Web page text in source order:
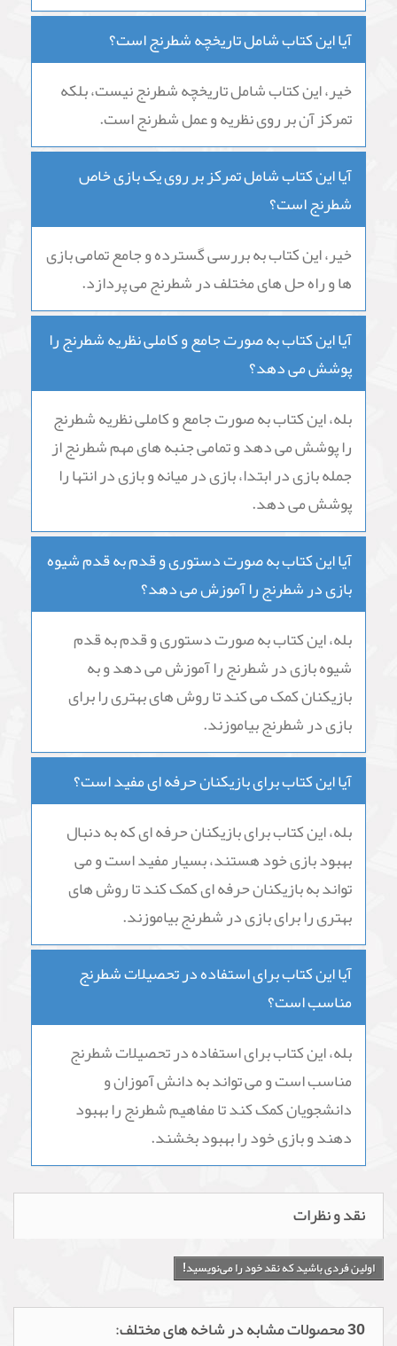
آیا این کتاب شامل تاریخچه شطرنج است؟
خیر، این کتاب شامل تاریخچه شطرنج نیست، بلکه
تمرکز آن بر روی نظریه و عمل شطرنج است.
آیا این کتاب شامل تمرکز بر روی یک بازی خاص
شطرنج است؟
خیر، این کتاب به بررسی گسترده و جامع تمامی بازی
ها و راه حل های مختلف در شطرنج می پردازد.
آیا این کتاب به صورت جامع و کاملی نظریه شطرنج را
پوشش می دهد؟
بله، این کتاب به صورت جامع و کاملی نظریه شطرنج
را پوشش می دهد و تمامی جنبه های مهم شطرنج از
جمله بازی در ابتدا، بازی در میانه و بازی در انتها را
پوشش می دهد.
آیا این کتاب به صورت دستوری و قدم به قدم شیوه
بازی در شطرنج را آموزش می دهد؟
بله، این کتاب به صورت دستوری و قدم به قدم
شیوه بازی در شطرنج را آموزش می دهد و به
بازیکنان کمک می کند تا روش های بهتری را برای
بازی در شطرنج بیاموزند.
آیا این کتاب برای بازیکنان حرفه ای مفید است؟
بله، این کتاب برای بازیکنان حرفه ای که به دنبال
بهبود بازی خود هستند، بسیار مفید است و می
تواند به بازیکنان حرفه ای کمک کند تا روش های
بهتری را برای بازی در شطرنج بیاموزند.
آیا این کتاب برای استفاده در تحصیلات شطرنج
مناسب است؟
بله، این کتاب برای استفاده در تحصیلات شطرنج
مناسب است و می تواند به دانش آموزان و
دانشجویان کمک کند تا مفاهیم شطرنج را بهبود
دهند و بازی خود را بهبود بخشند.
نقد و نظرات
اولین فردی باشید که نقد خود را می‌نویسید!
30 محصولات مشابه در شاخه های مختلف: